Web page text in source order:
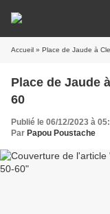
Accueil » Place de Jaude à
Place de Jaude
60
Publié le 06/12/2023 à
Par Papou Poustache